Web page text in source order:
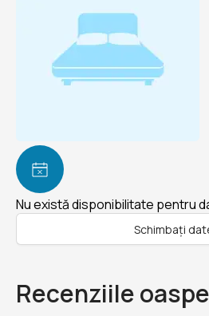
Nu există disponibilitate pentru
Schimbați
Recenziile